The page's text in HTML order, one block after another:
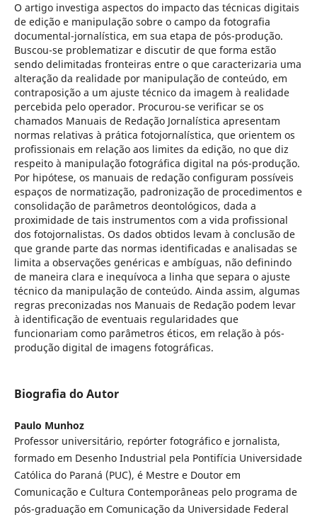
O artigo investiga aspectos do impacto das técnicas digitais
de edição e manipulação sobre o campo da fotografia
documental-jornalística, em sua etapa de pós-produção.
Buscou-se problematizar e discutir de que forma estão
sendo delimitadas fronteiras entre o que caracterizaria uma
alteração da realidade por manipulação de conteúdo, em
contraposição a um ajuste técnico da imagem à realidade
percebida pelo operador. Procurou-se verificar se os
chamados Manuais de Redação Jornalística apresentam
normas relativas à prática fotojornalística, que orientem os
profissionais em relação aos limites da edição, no que diz
respeito à manipulação fotográfica digital na pós-produção.
Por hipótese, os manuais de redação configuram possíveis
espaços de normatização, padronização de procedimentos e
consolidação de parâmetros deontológicos, dada a
proximidade de tais instrumentos com a vida profissional
dos fotojornalistas. Os dados obtidos levam à conclusão de
que grande parte das normas identificadas e analisadas se
limita a observações genéricas e ambíguas, não definindo
de maneira clara e inequívoca a linha que separa o ajuste
técnico da manipulação de conteúdo. Ainda assim, algumas
regras preconizadas nos Manuais de Redação podem levar
à identificação de eventuais regularidades que
funcionariam como parâmetros éticos, em relação à pós-
produção digital de imagens fotográficas.
Biografia do Autor
Paulo Munhoz
Professor universitário, repórter fotográfico e jornalista,
formado em Desenho Industrial pela Pontifícia Universidade
Católica do Paraná (PUC), é Mestre e Doutor em
Comunicação e Cultura Contemporâneas pelo programa de
pós-graduação em Comunicação da Universidade Federal